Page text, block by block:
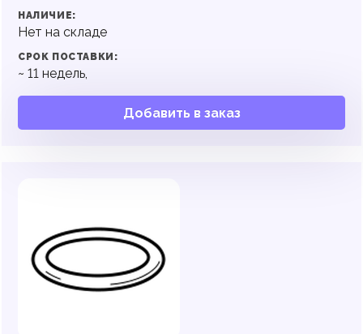
НАЛИЧИЕ:
Нет на складе
СРОК ПОСТАВКИ:
~ 11 недель,
Добавить в заказ